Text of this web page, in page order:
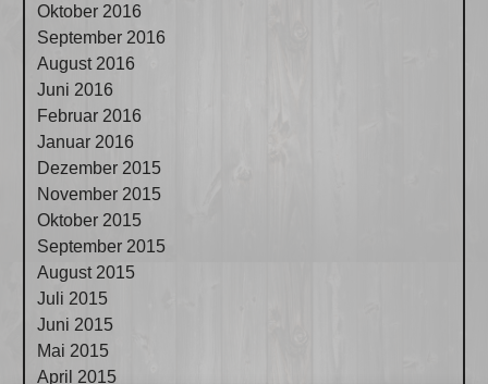
Oktober 2016
September 2016
August 2016
Juni 2016
Februar 2016
Januar 2016
Dezember 2015
November 2015
Oktober 2015
September 2015
August 2015
Juli 2015
Juni 2015
Mai 2015
April 2015